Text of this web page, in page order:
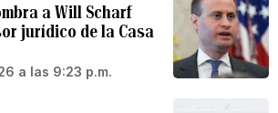
a Will Scharf
jurídico de la Casa
a las 9:23 p.m.